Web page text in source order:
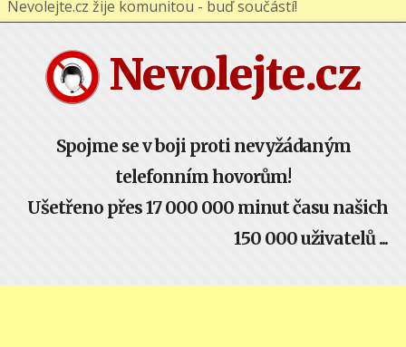
Nevolejte.cz
Spojme se v boji proti nevyžádaným
telefonním hovorům!
Ušetřeno přes 17 000 000 minut času našich
150 000 uživatelů ...
Nevolejte.cz žije komunitou - buď součástí!